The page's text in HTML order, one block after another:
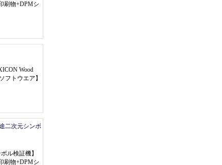
刷物+DPMシ
Wood
フトウエア 】
二次元シンボ
ル検証機】
刷物+DPMシ